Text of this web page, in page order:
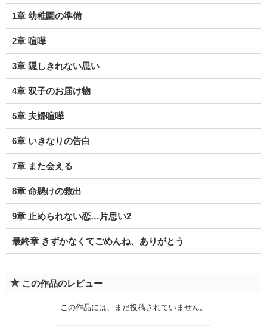
1章 幼稚園の準備
2章 喧嘩
3章 隠しきれない思い
4章 双子のお届け物
5章 夫婦喧嘩
6章 いきなりの告白
7章 また会える
8章 命懸けの救出
9章 止められない恋…片思い2
最終章 きずかなくてごめんね、ありがとう
この作品のレビュー
この作品には、まだ投稿されていません。